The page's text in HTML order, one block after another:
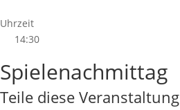
Uhrzeit
14:30
Spielenachmittag
Teile diese Veranstaltung